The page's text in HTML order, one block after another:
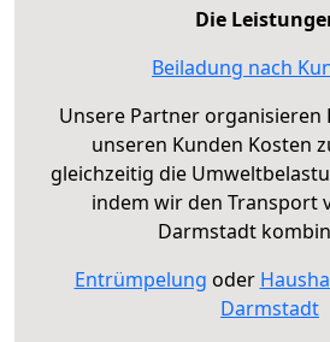
Die
Beiladung nach
Unsere Partner organisieren
unseren Kunden Kosten
gleichzeitig die
indem wir den Transport
Darmstadt
Entrümpelung oder
Darmstadt